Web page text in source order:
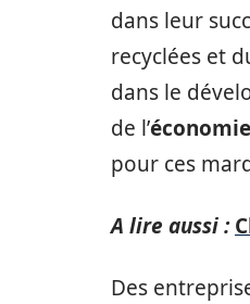
dans leur
recyclées et
dans le
de l’
pour ces
A lire aussi :
Des